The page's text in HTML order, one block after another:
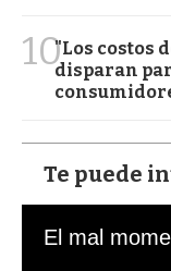
10"Los costos
disparan
Te puede